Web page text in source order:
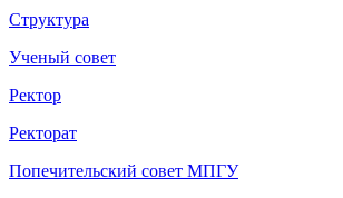
Структура
Ученый совет
Ректор
Ректорат
Попечительский совет МПГУ